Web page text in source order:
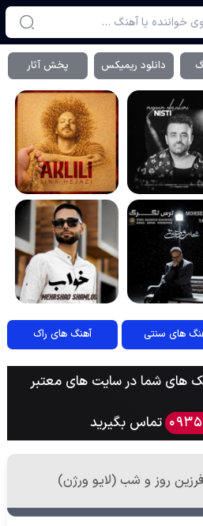
دانلود ریمیکس پخش آثار
های سنتی آهنگ های راک
های شما در سایت های معتبر
تماس بگیرید
فرزین روز و شب (لایو ورژن)